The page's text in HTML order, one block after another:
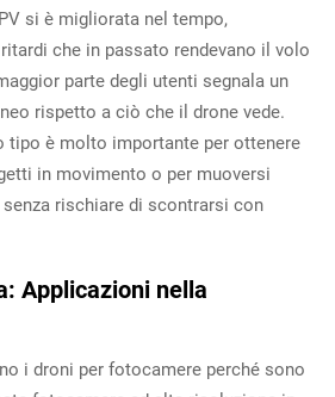
si è migliorata nel tempo,
che in passato rendevano il volo
parte degli utenti segnala un
rispetto a ciò che il drone vede.
tipo è molto importante per ottenere
in movimento o per muoversi
rischiare di scontrarsi con
Applicazioni nella
i droni per fotocamere perché sono